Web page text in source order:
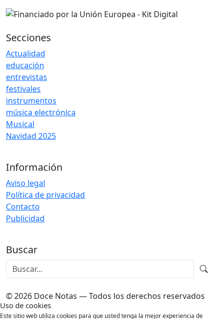
Secciones
Actualidad
educación
entrevistas
festivales
instrumentos
música electrónica
Musical
Navidad 2025
Información
Aviso legal
Política de privacidad
Contacto
Publicidad
Buscar
© 2026 Doce Notas — Todos los derechos reservados
Uso de cookies
Este sitio web utiliza cookies para que usted tenga la mejor experiencia de